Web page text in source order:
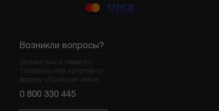
Возникли вопросы?
Свяжитесь с нами по
телефону или заполните
форму обратной связи
0 800 330 445